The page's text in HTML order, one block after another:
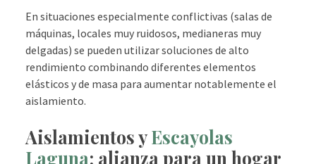
​En situaciones especialmente conflictivas (salas de
máquinas, locales muy ruidosos, medianeras muy
delgadas) se pueden utilizar soluciones de alto
rendimiento combinando diferentes elementos
elásticos y de masa para aumentar notablemente el
aislamiento.
Aislamientos yEscayolas
Laguna: alianza para un hogar